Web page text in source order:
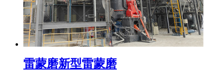
雷蒙磨新型雷蒙磨